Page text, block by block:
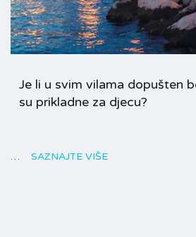
Je li u svim vilama dopušten
su prikladne za djecu?
… SAZNAJTE VIŠE